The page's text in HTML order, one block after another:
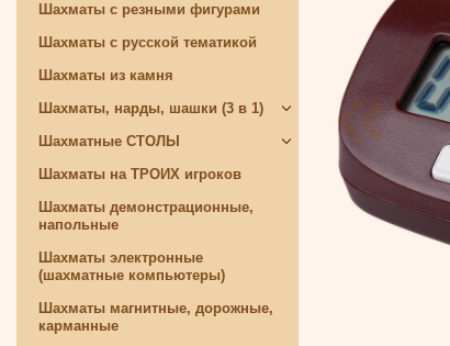
Шахматы с резными фигурами
Шахматы с русской тематикой
Шахматы из камня
Шахматы, нарды, шашки (3 в 1)
Шахматные СТОЛЫ
Шахматы на ТРОИХ игроков
Шахматы демонстрационные,
напольные
Шахматы электронные
(шахматные компьютеры)
Шахматы магнитные, дорожные,
карманные